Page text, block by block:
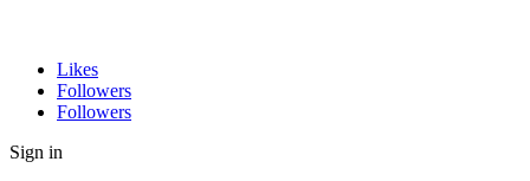
Likes
Followers
Followers
Sign in